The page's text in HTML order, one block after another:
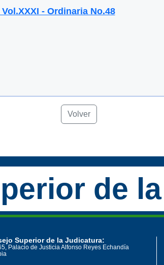
- Ordinaria No.48
Volver
de
Superior de la Judicatura:
Palacio de Justicia Alfonso Reyes Echandía